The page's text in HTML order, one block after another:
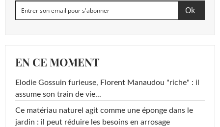
EN CE MOMENT
Elodie Gossuin furieuse, Florent Manaudou "riche" : il
assume son train de vie...
Ce matériau naturel agit comme une éponge dans le
jardin : il peut réduire les besoins en arrosage